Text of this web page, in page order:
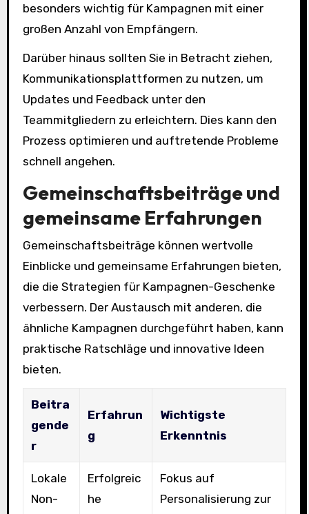
besonders wichtig für Kampagnen mit einer
großen Anzahl von Empfängern.
Darüber hinaus sollten Sie in Betracht ziehen,
Kommunikationsplattformen zu nutzen, um
Updates und Feedback unter den
Teammitgliedern zu erleichtern. Dies kann den
Prozess optimieren und auftretende Probleme
schnell angehen.
Gemeinschaftsbeiträge und
gemeinsame Erfahrungen
Gemeinschaftsbeiträge können wertvolle
Einblicke und gemeinsame Erfahrungen bieten,
die die Strategien für Kampagnen-Geschenke
verbessern. Der Austausch mit anderen, die
ähnliche Kampagnen durchgeführt haben, kann
praktische Ratschläge und innovative Ideen
bieten.
Beitra
gende
r
Erfahrun
g
Wichtigste
Erkenntnis
Lokale
Non-
Erfolgreic
he
Fokus auf
Personalisierung zur